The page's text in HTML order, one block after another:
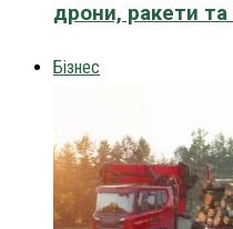
дрони, ракети та
Бізнес